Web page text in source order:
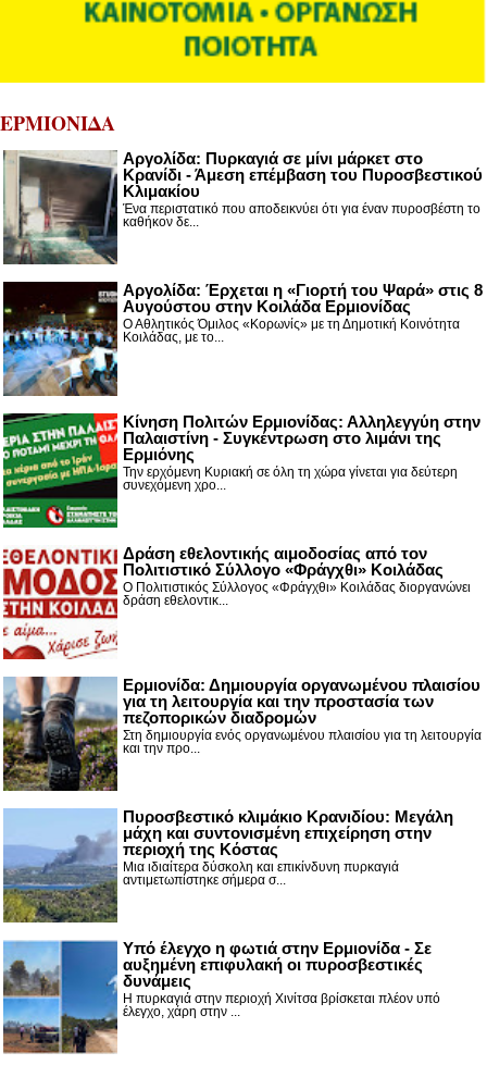
ΕΡΜΙΟΝΙΔΑ
Αργολίδα: Πυρκαγιά σε μίνι μάρκετ στο
Κρανίδι - Άμεση επέμβαση του Πυροσβεστικού
Κλιμακίου
Ένα περιστατικό που αποδεικνύει ότι για έναν πυροσβέστη το
καθήκον δε...
Αργολίδα: Έρχεται η «Γιορτή του Ψαρά» στις 8
Αυγούστου στην Κοιλάδα Ερμιονίδας
Ο Αθλητικός Όμιλος «Κορωνίς» με τη Δημοτική Κοινότητα
Κοιλάδας, με το...
Κίνηση Πολιτών Ερμιονίδας: Αλληλεγγύη στην
Παλαιστίνη - Συγκέντρωση στο λιμάνι της
Ερμιόνης
Την ερχόμενη Κυριακή σε όλη τη χώρα γίνεται για δεύτερη
συνεχόμενη χρο...
Δράση εθελοντικής αιμοδοσίας από τον
Πολιτιστικό Σύλλογο «Φράγχθι» Κοιλάδας
Ο Πολιτιστικός Σύλλογος «Φράγχθι» Κοιλάδας διοργανώνει
δράση εθελοντικ...
Ερμιονίδα: Δημιουργία οργανωμένου πλαισίου
για τη λειτουργία και την προστασία των
πεζοπορικών διαδρομών
Στη δημιουργία ενός οργανωμένου πλαισίου για τη λειτουργία
και την προ...
Πυροσβεστικό κλιμάκιο Κρανιδίου: Μεγάλη
μάχη και συντονισμένη επιχείρηση στην
περιοχή της Κόστας
Μια ιδιαίτερα δύσκολη και επικίνδυνη πυρκαγιά
αντιμετωπίστηκε σήμερα σ...
Υπό έλεγχο η φωτιά στην Ερμιονίδα - Σε
αυξημένη επιφυλακή οι πυροσβεστικές
δυνάμεις
Η πυρκαγιά στην περιοχή Χινίτσα βρίσκεται πλέον υπό
έλεγχο, χάρη στην ...